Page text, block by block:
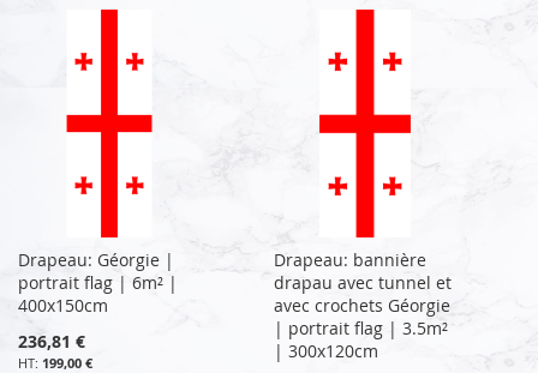
Drapeau: Géorgie |
portrait flag | 6m² |
400x150cm
236,81 €
199,00 €
Drapeau: bannière
drapau avec tunnel et
avec crochets Géorgie
| portrait flag | 3.5m²
| 300x120cm